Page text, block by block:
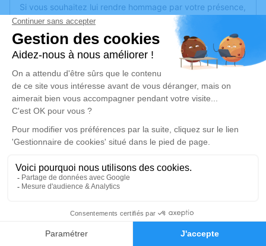
Faire-part Hommages
Si vous souhaitez lui rendre hommage par votre présence,
lui adresser votre témoignage, partager avec nous ce
moment de recueillement simplement ou par la lecture de
vos écrits, nous serions extrèmement touchés de vous
avoir à nos côtés pour accompagner Georges dans cet
ultime voyage. Nous vous remercions infiniment pour
votre soutien à notre famille, de nous aider à surmonter
cette peine qui nous affecte tous si profondément. Nous
vous remercions également d'avoir fait ses joies, ses
sa vie, de l'avoir aimé et de garder tout au fond de votre
coeur les plus beaux souvenirs avec lui.
10h00 à l'adresse suivante : Eglise Saint Roch 13 Place
Abbé Launay - 69290 Grézieu la Varenne.
Un service de plantation d’arbre hommage estdisponible